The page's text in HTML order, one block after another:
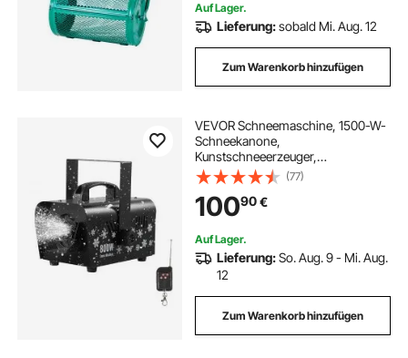
Auf Lager.
Lieferung:sobald Mi. Aug. 12
Zum Warenkorb hinzufügen
VEVOR Schneemaschine, 1500-W-
Schneekanone,
Kunstschneeerzeuger,
Schneeflockenmaschine,
Kunstschneeflockenmaschine für
den Innen- & Außenbereich für
Feiertage, DJ-Partys,
Weihnachtsdekoration
(77)
10090€
Auf Lager.
Lieferung:So. Aug. 9 - Mi. Aug.
12
Zum Warenkorb hinzufügen